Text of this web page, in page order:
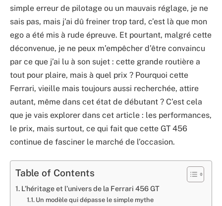
simple erreur de pilotage ou un mauvais réglage, je ne
sais pas, mais j’ai dû freiner trop tard, c’est là que mon
ego a été mis à rude épreuve. Et pourtant, malgré cette
déconvenue, je ne peux m’empêcher d’être convaincu
par ce que j’ai lu à son sujet : cette grande routière a
tout pour plaire, mais à quel prix ? Pourquoi cette
Ferrari, vieille mais toujours aussi recherchée, attire
autant, même dans cet état de débutant ? C’est cela
que je vais explorer dans cet article : les performances,
le prix, mais surtout, ce qui fait que cette GT 456
continue de fasciner le marché de l’occasion.
Table of Contents
L’héritage et l’univers de la Ferrari 456 GT
Un modèle qui dépasse le simple mythe